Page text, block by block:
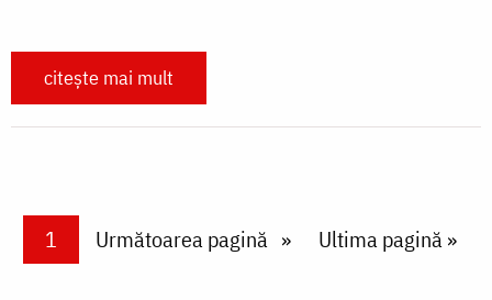
citește mai mult
PaginareCurrent page
1 Next page
Următoarea pagină Last page
Ultima pagină »